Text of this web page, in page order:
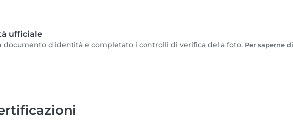
ufficiale
documento d'identità e completato i controlli di verifica della foto. Per saperne di